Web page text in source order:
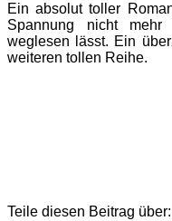
Ein absolut toller
Spannung nicht
weglesen lässt. Ein
weiteren tollen Reihe.
Teile diesen Beitrag über: